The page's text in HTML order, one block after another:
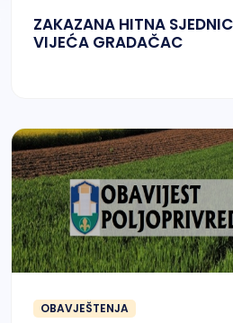
ZAKAZANA HITNA
VIJEĆA GRADAČAC
OBAVJEŠTENJA